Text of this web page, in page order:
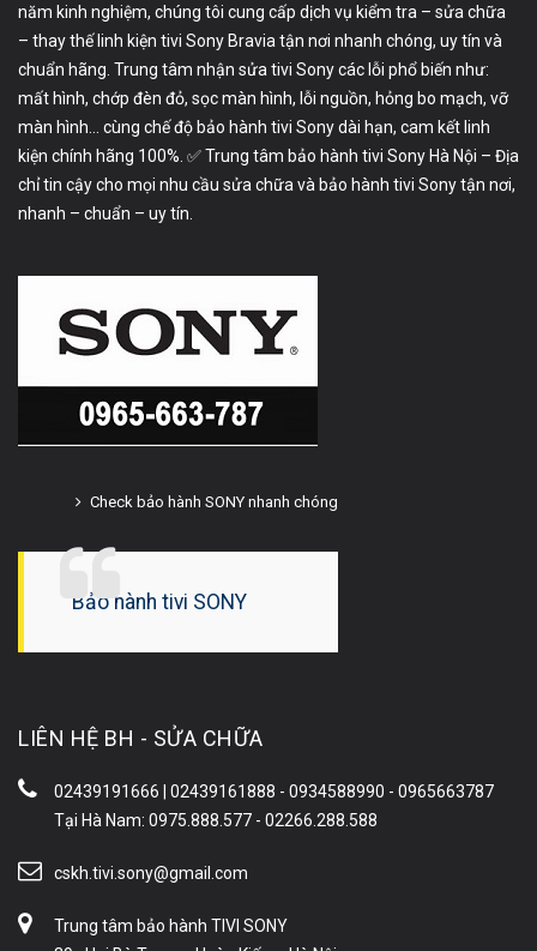
năm kinh nghiệm, chúng tôi cung cấp dịch vụ kiểm tra – sửa chữa
– thay thế linh kiện tivi Sony Bravia tận nơi nhanh chóng, uy tín và
chuẩn hãng. Trung tâm nhận sửa tivi Sony các lỗi phổ biến như:
mất hình, chớp đèn đỏ, sọc màn hình, lỗi nguồn, hỏng bo mạch, vỡ
màn hình… cùng chế độ bảo hành tivi Sony dài hạn, cam kết linh
kiện chính hãng 100%. ✅ Trung tâm bảo hành tivi Sony Hà Nội – Địa
chỉ tin cậy cho mọi nhu cầu sửa chữa và bảo hành tivi Sony tận nơi,
nhanh – chuẩn – uy tín.
Check bảo hành SONY nhanh chóng
Bảo hành tivi SONY
LIÊN HỆ BH - SỬA CHỮA
02439191666 | 02439161888 - 0934588990 - 0965663787
Tại Hà Nam: 0975.888.577 - 02266.288.588
cskh.tivi.sony@gmail.com
Trung tâm bảo hành TIVI SONY